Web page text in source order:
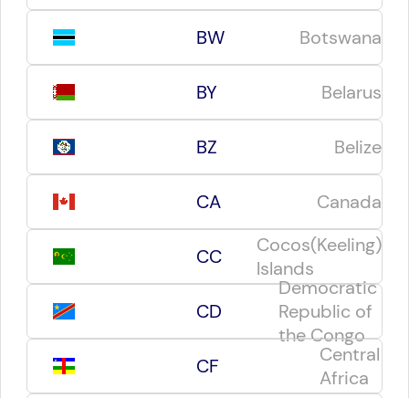
BW Botswana
BY Belarus
BZ Belize
CA Canada
CC
Cocos(Keeling)
lslands
CD
Democratic
Republic of
the Congo
CF
Central
Africa